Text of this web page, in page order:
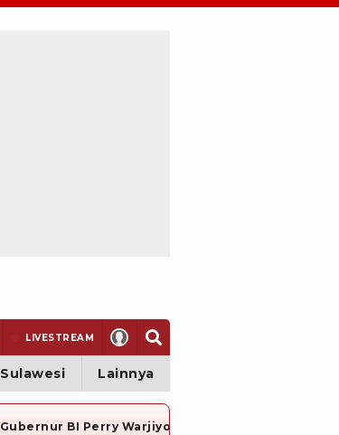
LIVESTREAM
Sulawesi Lainnya
Gubernur BI Perry Warjiyo Mundur